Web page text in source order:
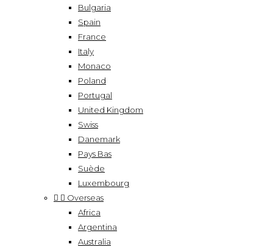
Bulgaria
Spain
France
Italy
Monaco
Poland
Portugal
United Kingdom
Swiss
Danemark
Pays Bas
Suède
Luxembourg
  Overseas
Africa
Argentina
Australia